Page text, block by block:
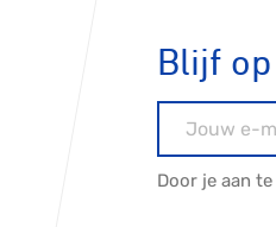
Blijf
Door je aan